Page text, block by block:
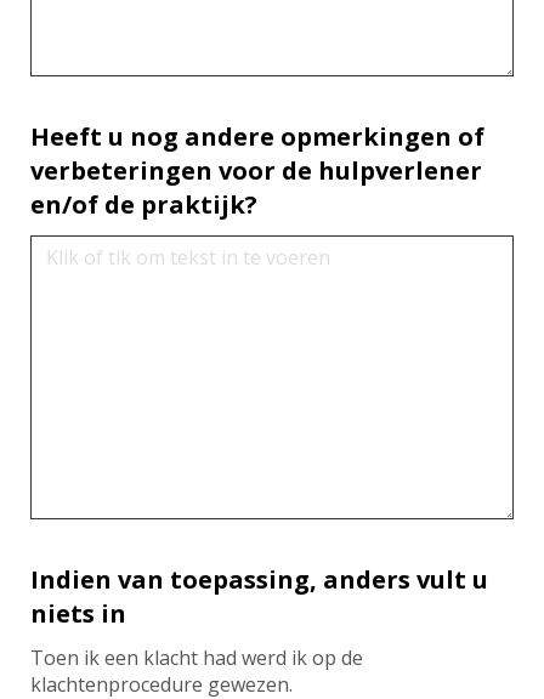
Heeft u nog andere opmerkingen of
verbeteringen voor de hulpverlener
en/of de praktijk?
Indien van toepassing, anders vult u
niets in
Toen ik een klacht had werd ik op de
klachtenprocedure gewezen.